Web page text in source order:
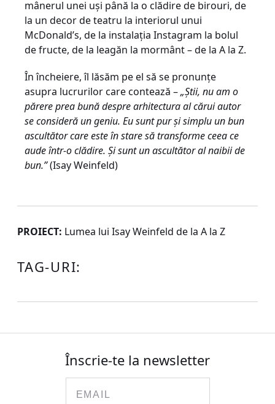
mânerul unei uși până la o clădire de birouri, de
la un decor de teatru la interiorul unui
McDonald’s, de la instalația Instagram la bolul
de fructe, de la leagăn la mormânt – de la A la Z.
În încheiere, îl lăsăm pe el să se pronunțe
asupra lucrurilor care contează –„Știi, nu am o
părere prea bună despre arhitectura al cărui autor
se consideră un geniu. Eu sunt pur și simplu un bun
ascultător care este în stare să transforme ceea ce
aude într-o clădire. Și sunt un ascultător al naibii de
bun.”(Isay Weinfeld)
PROIECT: Lumea lui Isay Weinfeld de la A la Z
TAG-URI:
Înscrie-te la newsletter